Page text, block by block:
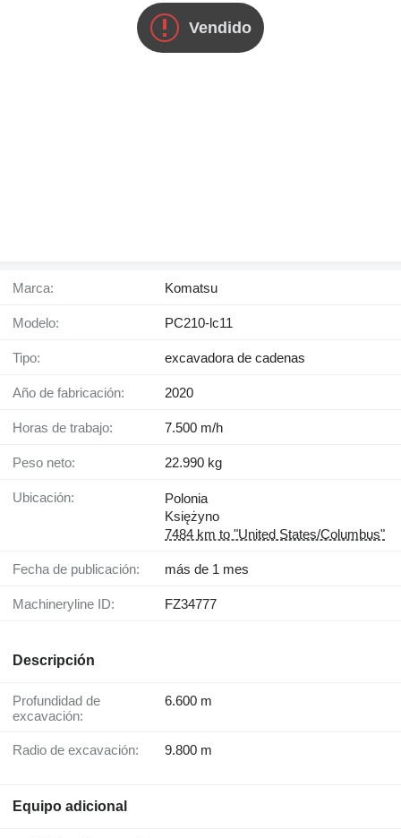
Vendido
Marca: Komatsu
Modelo: PC210-lc11
Tipo: excavadora de cadenas
Año de fabricación: 2020
Horas de trabajo: 7.500 m/h
Peso neto: 22.990 kg
Ubicación:
Polonia
Księżyno
7484 km to "United States/Columbus"
Fecha de publicación: más de 1 mes
Machineryline ID: FZ34777
Descripción
Profundidad de
excavación:
6.600 m
Radio de excavación: 9.800 m
Equipo adicional